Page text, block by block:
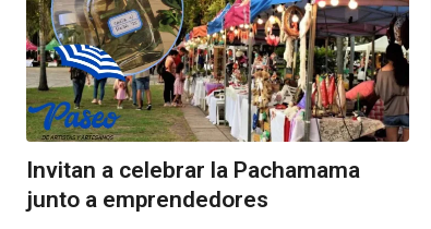
Invitan a celebrar la Pachamama
junto a emprendedores